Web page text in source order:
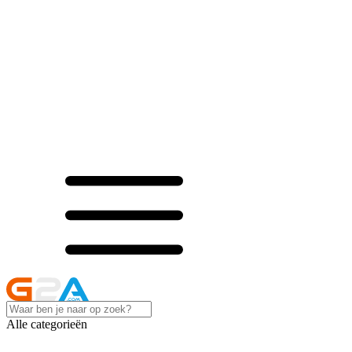
Alle categorieën